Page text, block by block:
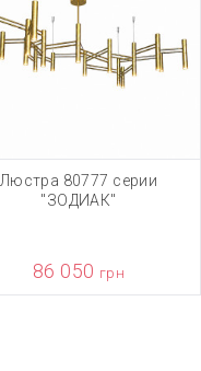
Люстра 80777 серии
"ЗОДИАК"
86 050 грн